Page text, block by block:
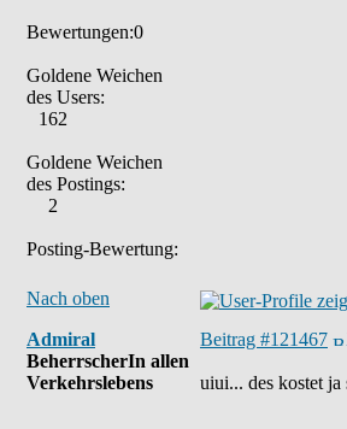
Bewertungen:0
Goldene Weichen
des Users:
162
Goldene Weichen
des Postings:
2
Posting-Bewertung:
Nach oben
Admiral
BeherrscherIn allen
Verkehrslebens
Beitrag #121467
uiui... des kostet